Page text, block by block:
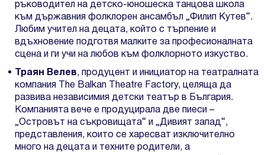
ръководител на детско-юношеска танцова школа
към държавния фолклорен ансамбъл „Филип Кутев“.
Любим учител на децата, който с търпение и
вдъхновение подготвя малките за професионалната
сцена и ги учи на любов към фолклорното изкуство.
Траян Велев, продуцент и инициатор на театралната
компания The Balkan Theatre Factory, целяща да
развива независимия детски театър в България.
Компанията вече е продуцирала две пиеси –
„Островът на съкровищата“ и „Дивият запад“,
представления, които се харесват изключително
много на децата и техните родители, а